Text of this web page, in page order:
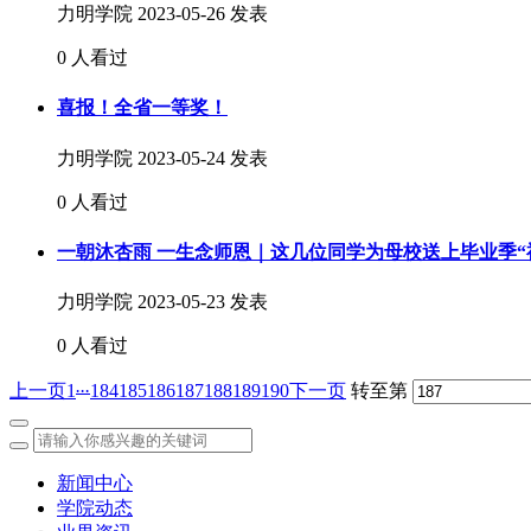
力明学院 2023-05-26 发表
0 人看过
喜报！全省一等奖！
力明学院 2023-05-24 发表
0 人看过
一朝沐杏雨 一生念师恩｜这几位同学为母校送上毕业
力明学院 2023-05-23 发表
0 人看过
上一页1...184185186187188189190下一页 转至第
新闻中心
学院动态